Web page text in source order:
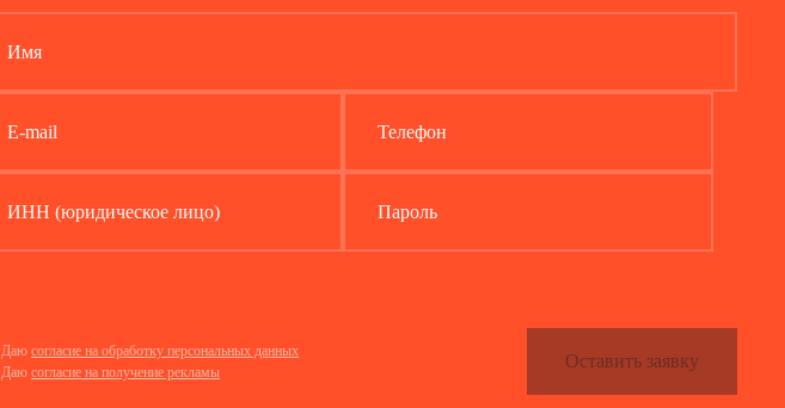
Имя
E-mail Телефон
ИНН (юридическое лицо) Пароль
Даю согласие на обработку персональных данных
Даю согласие на получение рекламы
Оставить заявку